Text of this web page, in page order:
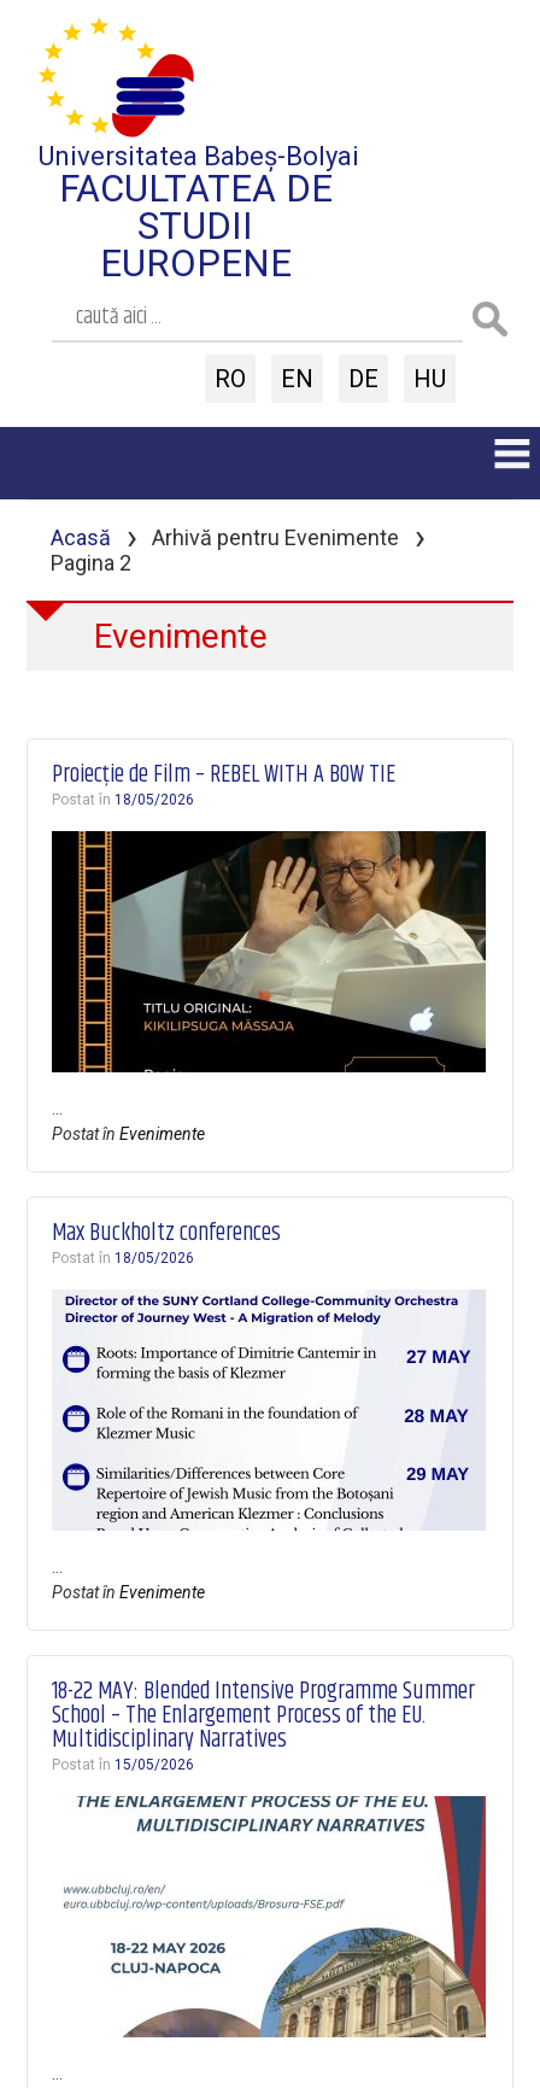
Universitatea Babeș-Bolyai
FACULTATEA DE
STUDII
EUROPENE
RO EN DE HU
Acasă › Arhivă pentru Evenimente ›
Pagina 2
Evenimente
Proiecție de Film – REBEL WITH A BOW TIE
Postat în 18/05/2026
Postat înEvenimente
Max Buckholtz conferences
Postat în 18/05/2026
Postat înEvenimente
18-22 MAY: Blended Intensive Programme Summer
School – The Enlargement Process of the EU.
Multidisciplinary Narratives
Postat în 15/05/2026